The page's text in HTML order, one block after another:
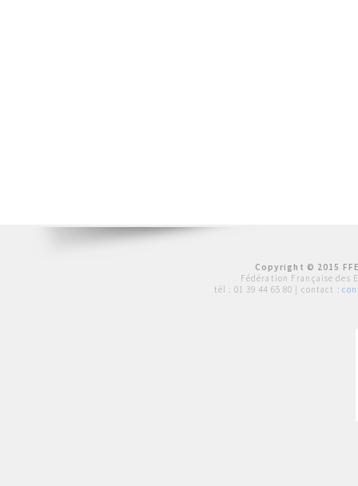
Copyright © 2015
Fédération Française des
tél : 01 39 44 65 80 | contact :